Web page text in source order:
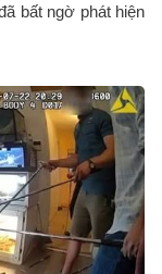
bất ngờ phát hiện